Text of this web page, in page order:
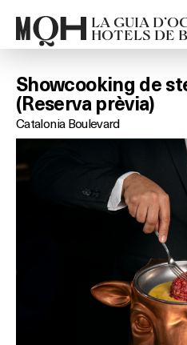
LA GUIA
HOTELS DE
Showcooking de
(Reserva prèvia)
Catalonia Boulevard